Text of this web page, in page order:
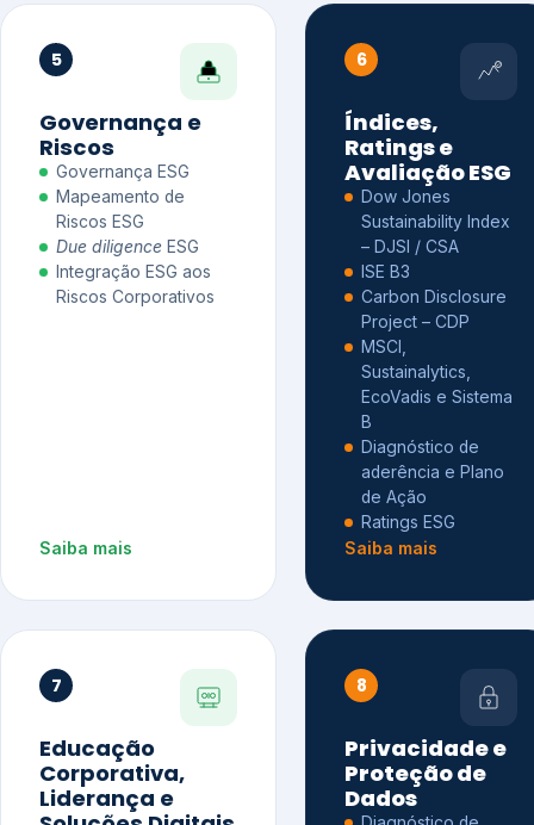
5
Governança e
Riscos
Governança ESG
Mapeamento de
Riscos ESG
Due diligence ESG
Integração ESG aos
Riscos Corporativos
Saiba mais
6
Índices,
Ratings e
Avaliação ESG
Dow Jones
Sustainability Index
– DJSI / CSA
ISE B3
Carbon Disclosure
Project – CDP
MSCI,
Sustainalytics,
EcoVadis e Sistema
B
Diagnóstico de
aderência e Plano
de Ação
Ratings ESG
Saiba mais
7
Educação
Corporativa,
Liderança e
8
Privacidade e
Proteção de
Dados